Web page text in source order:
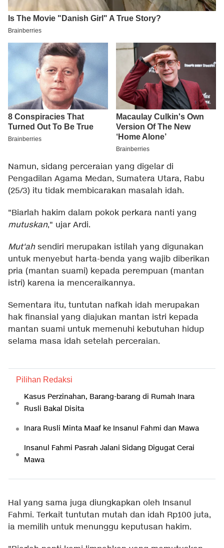
Namun, sidang perceraian yang digelar di
Pengadilan Agama Medan, Sumatera Utara, Rabu
(25/3) itu tidak membicarakan masalah idah.
"Biarlah hakim dalam pokok perkara nanti yang
mutuskan," ujar Ardi.
Mut'ahsendiri merupakan istilah yang digunakan
untuk menyebut harta-benda yang wajib diberikan
pria (mantan suami) kepada perempuan (mantan
istri) karena ia menceraikannya.
Sementara itu, tuntutan nafkah idah merupakan
hak finansial yang diajukan mantan istri kepada
mantan suami untuk memenuhi kebutuhan hidup
selama masa idah setelah perceraian.
Pilihan Redaksi
Kasus Perzinahan, Barang-barang di Rumah Inara
Rusli Bakal Disita
Inara Rusli Minta Maaf ke Insanul Fahmi dan Mawa
Insanul Fahmi Pasrah Jalani Sidang Digugat Cerai
Mawa
Hal yang sama juga diungkapkan oleh Insanul
Fahmi. Terkait tuntutan mutah dan idah Rp100 juta,
ia memilih untuk menunggu keputusan hakim.